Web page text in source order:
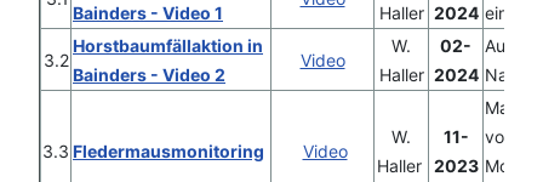
Bainders - Video 1
Haller 2024 eines
3.2
Horstbaumfällaktion in
Bainders - Video 2
Video
W.
Haller
02-
2024 Natur
3.3 Fledermausmonitoring Video
W.
Haller
11-
2023
vor/